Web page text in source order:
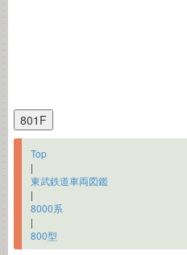
Top
|
東武鉄道車両図鑑
|
8000系
|
800型